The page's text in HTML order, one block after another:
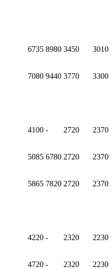
6735 8980 3450 3010
7080 9440 3770 3300
4100 - 2720 2370
5085 6780 2720 2370
5865 7820 2720 2370
4220 - 2320 2230
4720 - 2320 2230